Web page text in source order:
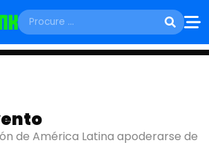
07 DE FEVEREIRO
FLORIPA
de América Latina apoderarse de